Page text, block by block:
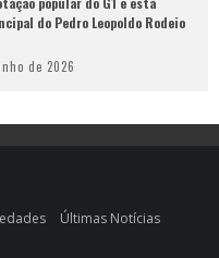
do Pedro Leopoldo Rodeio
de 2026
Últimas Notícias